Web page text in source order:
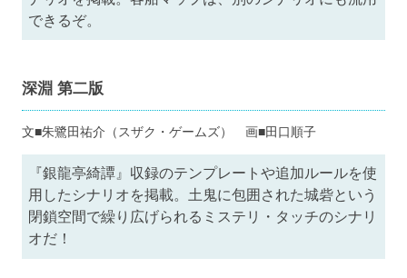
できるぞ。
深淵 第二版
文■朱鷺田祐介（スザク・ゲームズ） 画■田口順子
『銀龍亭綺譚』収録のテンプレートや追加ルールを使
用したシナリオを掲載。土鬼に包囲された城砦という
閉鎖空間で繰り広げられるミステリ・タッチのシナリ
オだ！